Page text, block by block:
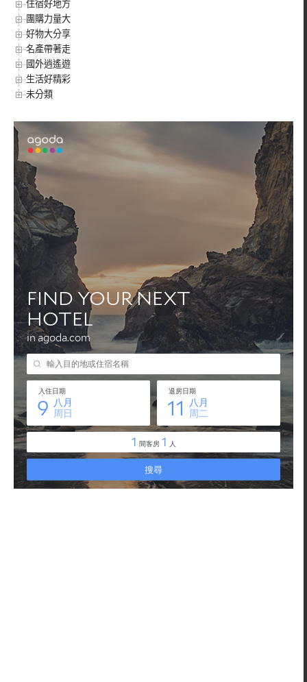
住宿好地方
團購力量大
好物大分享
名產帶著走
國外逍遙遊
生活好精彩
未分類